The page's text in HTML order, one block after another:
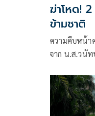
ฆ่าโหด!
ข้ามชาติ
ความคืบหน้า
จาก น.ส.วนั
หายตัว